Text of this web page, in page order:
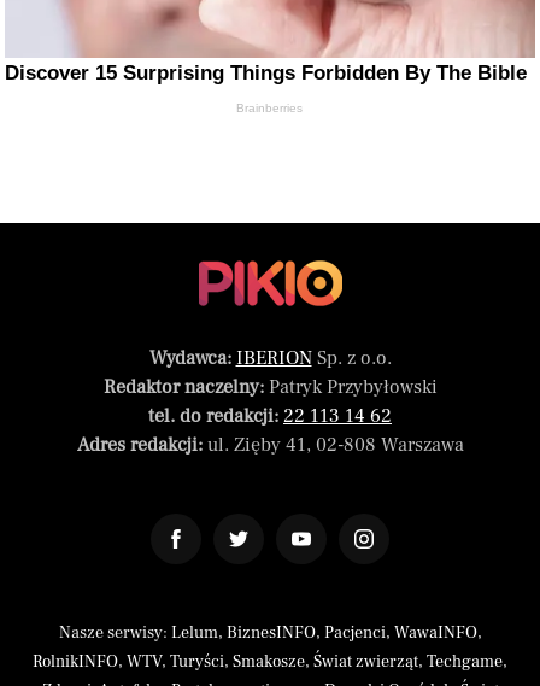
Discover 15 Surprising Things Forbidden By The Bible
Brainberries
Wydawca: IBERIONSp. z o.o.
Redaktor naczelny:Patryk Przybyłowski
tel. do redakcji: 22 113 14 62
Adres redakcji:ul. Zięby 41, 02-808 Warszawa
Nasze serwisy: Lelum, BiznesINFO, Pacjenci, WawaINFO,
RolnikINFO, WTV, Turyści, Smakosze, Świat zwierząt, Techgame,